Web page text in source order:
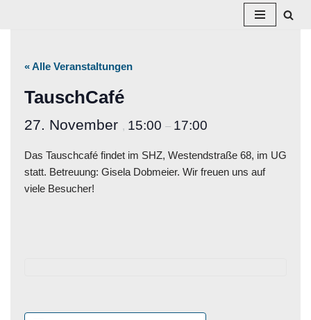
springen
« Alle Veranstaltungen
TauschCafé
27. November , 15:00 – 17:00
Das Tauschcafé findet im SHZ, Westendstraße 68, im UG
statt. Betreuung: Gisela Dobmeier. Wir freuen uns auf
viele Besucher!